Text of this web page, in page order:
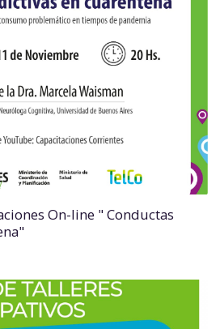
On-line " Conductas